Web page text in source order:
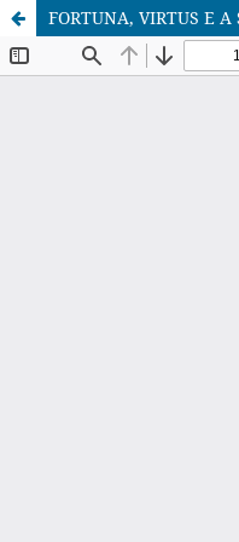
FORTUNA, VIRTUS E